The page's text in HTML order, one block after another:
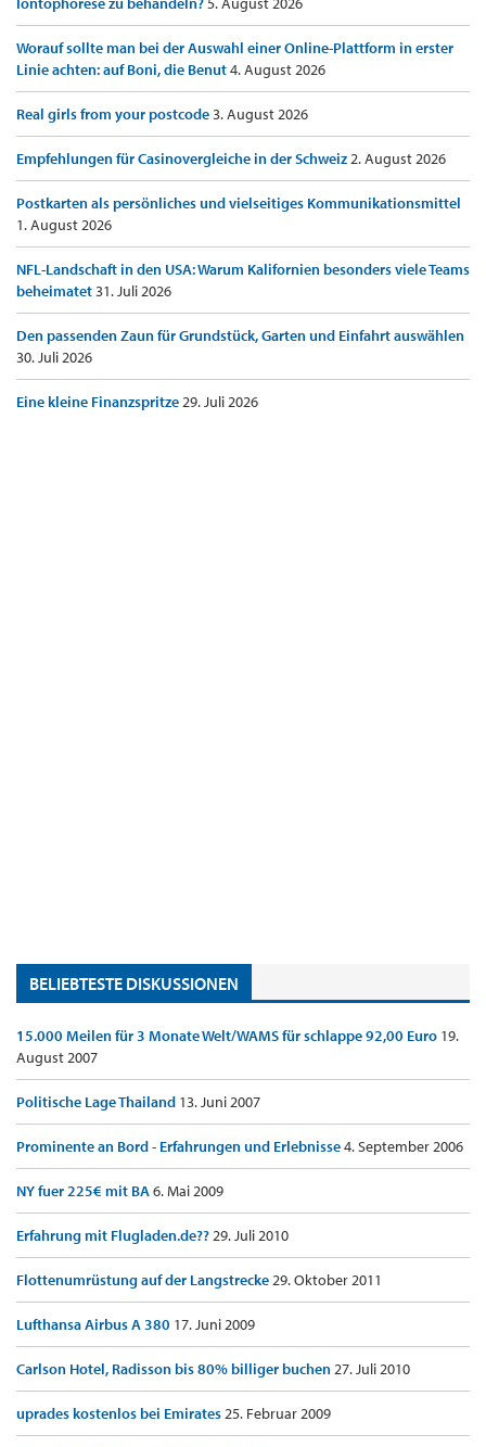
Worauf sollte man bei der Auswahl einer Online-Plattform in erster
Linie achten: auf Boni, die Benut4. August 2026
Real girls from your postcode3. August 2026
Empfehlungen für Casinovergleiche in der Schweiz2. August 2026
Postkarten als persönliches und vielseitiges Kommunikationsmittel
1. August 2026
NFL-Landschaft in den USA: Warum Kalifornien besonders viele Teams
beheimatet31. Juli 2026
Den passenden Zaun für Grundstück, Garten und Einfahrt auswählen
30. Juli 2026
Eine kleine Finanzspritze29. Juli 2026
BELIEBTESTE DISKUSSIONEN
15.000 Meilen für 3 Monate Welt/WAMS für schlappe 92,00 Euro 19.
August 2007
Politische Lage Thailand 13. Juni 2007
Prominente an Bord - Erfahrungen und Erlebnisse4. September 2006
NY fuer 225€ mit BA6. Mai 2009
Erfahrung mit Flugladen.de??29. Juli 2010
Flottenumrüstung auf der Langstrecke29. Oktober 2011
Lufthansa Airbus A 380 17. Juni 2009
Carlson Hotel, Radisson bis 80% billiger buchen27. Juli 2010
uprades kostenlos bei Emirates25. Februar 2009